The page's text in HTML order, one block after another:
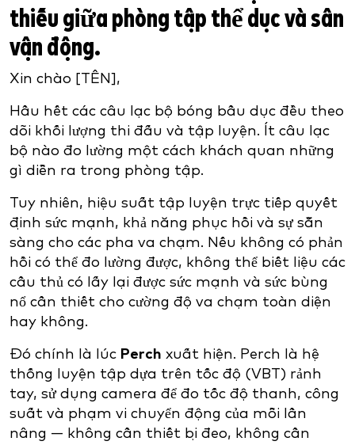
thiếu giữa phòng tập thể dục và sân
vận động.
Xin chào [TÊN],
Hầu hết các câu lạc bộ bóng bầu dục đều theo
dõi khối lượng thi đấu và tập luyện. Ít câu lạc
bộ nào đo lường một cách khách quan những
gì diễn ra trong phòng tập.
Tuy nhiên, hiệu suất tập luyện trực tiếp quyết
định sức mạnh, khả năng phục hồi và sự sẵn
sàng cho các pha va chạm. Nếu không có phản
hồi có thể đo lường được, không thể biết liệu các
cầu thủ có lấy lại được sức mạnh và sức bùng
nổ cần thiết cho cường độ va chạm toàn diện
hay không.
Đó chính là lúc Perch xuất hiện. Perch là hệ
thống luyện tập dựa trên tốc độ (VBT) rảnh
tay, sử dụng camera để đo tốc độ thanh, công
suất và phạm vi chuyển động của mỗi lần
nâng — không cần thiết bị đeo, không cần